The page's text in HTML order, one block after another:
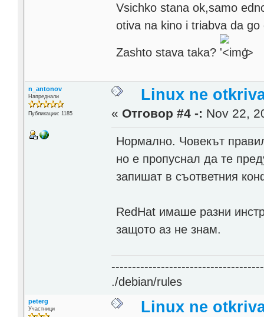
Vsichko stana ok,samo
otiva na kino i triabva da go
Zashto stava taka? '>
n_antonov
Напреднали
Публикации: 1185
Linux ne
« Отговор #4 -: Nov 22,
Нормално. Човекът
но е пропуснал да те
запишат в съответния
RedHat имаше разни
защото аз не знам.
./debian/rules
peterg
Участници Linux ne